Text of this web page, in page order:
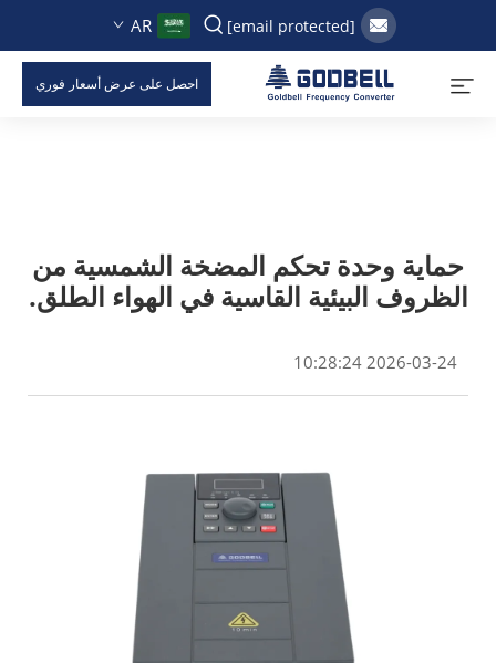
[email protected]
AR
احصل على عرض أسعار فوري
حماية وحدة تحكم المضخة الشمسية من
الظروف البيئية القاسية في الهواء الطلق.
2026-03-24 10:28:24